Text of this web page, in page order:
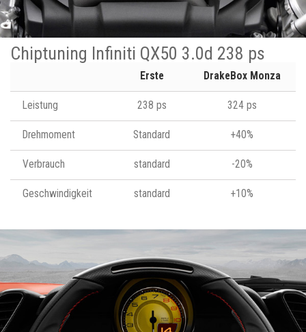
Chiptuning Infiniti QX50 3.0d 238 ps
Erste DrakeBox Monza
Leistung 238 ps 324 ps
Drehmoment Standard +40%
Verbrauch standard -20%
Geschwindigkeit standard +10%